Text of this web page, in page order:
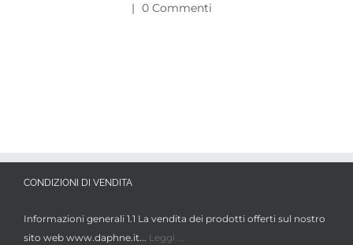
| 0 Commenti
CONDIZIONI DI VENDITA
Informazioni generali 1.1 La vendita dei prodotti offerti sul nostro
sito web www.daphne.it... Leggi ...